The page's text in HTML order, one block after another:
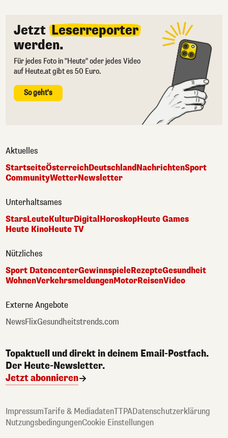
Jetzt Leserreporter
werden.
Für jedes Foto in "Heute" oder jedes Video
auf Heute.at gibt es 50 Euro.
So geht's
Aktuelles
StartseiteÖsterreichDeutschlandNachrichtenSport
CommunityWetterNewsletter
Unterhaltsames
StarsLeuteKulturDigital HoroskopHeute Games
Heute KinoHeute TV
Nützliches
Sport DatencenterGewinnspieleRezepteGesundheit
WohnenVerkehrsmeldungenMotorReisenVideo
Externe Angebote
NewsFlixGesundheitstrends.com
Topaktuell und direkt in deinem Email-Postfach.
Der Heute-Newsletter.
Jetzt abonnieren
ImpressumTarife & MediadatenTTPADatenschutzerklärung
NutzungsbedingungenCookie Einstellungen